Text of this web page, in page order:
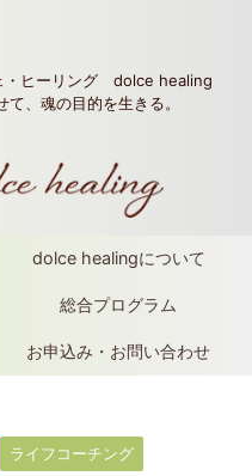
・ヒーリング dolce healing
、魂の目的を生きる。
dolce healingについて
総合プログラム
お申込み・お問い合わせ
ライフコーチング